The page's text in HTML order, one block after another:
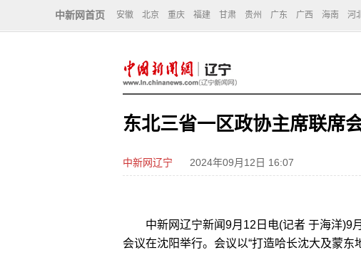
中新网首页 安徽 北京 重庆 福建 甘肃 贵州 广东 广西 海南 河
东北三省一区政协主席联席
中新网辽宁 2024年09月12日 16:07
中新网辽宁新闻9月12日电(记者 于海洋)9
会议在沈阳举行。会议以“打造哈长沈大及蒙